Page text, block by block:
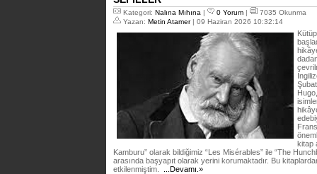
Kategori: Nalına Mıhına | 0 Yorum |
7035 Okunma
Yazan: Metin Atamer| 09 Haziran 2026 10:32:14
kitap
Kamburu” olarak bildiğimiz “Les Misérables” ile “The
arasında başyapıt olarak yerini korumaktadır. Bu
etkilenmiştim.
...Devamı.»